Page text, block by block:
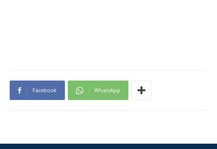
Facebook WhatsApp